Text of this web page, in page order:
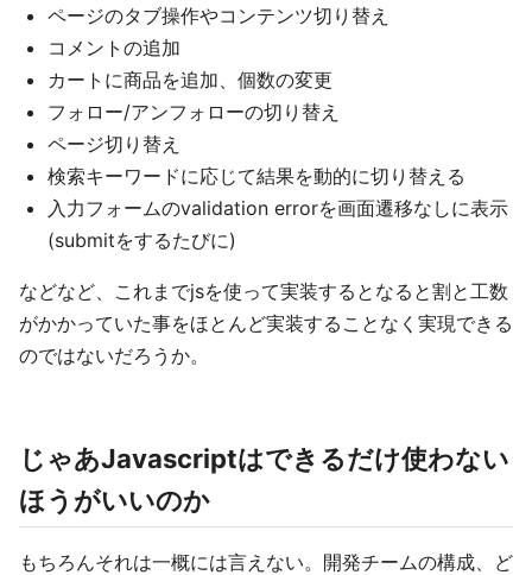
ページのタブ操作やコンテンツ切り替え
コメントの追加
カートに商品を追加、個数の変更
フォロー/アンフォローの切り替え
ページ切り替え
検索キーワードに応じて結果を動的に切り替える
入力フォームのvalidation errorを画面遷移なしに表示
(submitをするたびに)
などなど、これまでjsを使って実装するとなると割と工数
がかかっていた事をほとんど実装することなく実現できる
のではないだろうか。
じゃあJavascriptはできるだけ使わない
ほうがいいのか
もちろんそれは一概には言えない。開発チームの構成、ど